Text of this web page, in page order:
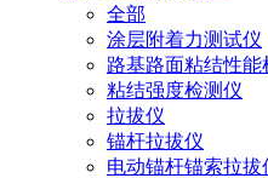
全部
涂层附着力测试仪
路基路面粘结性能
粘结强度检测仪
拉拔仪
锚杆拉拔仪
电动锚杆锚索拉拔